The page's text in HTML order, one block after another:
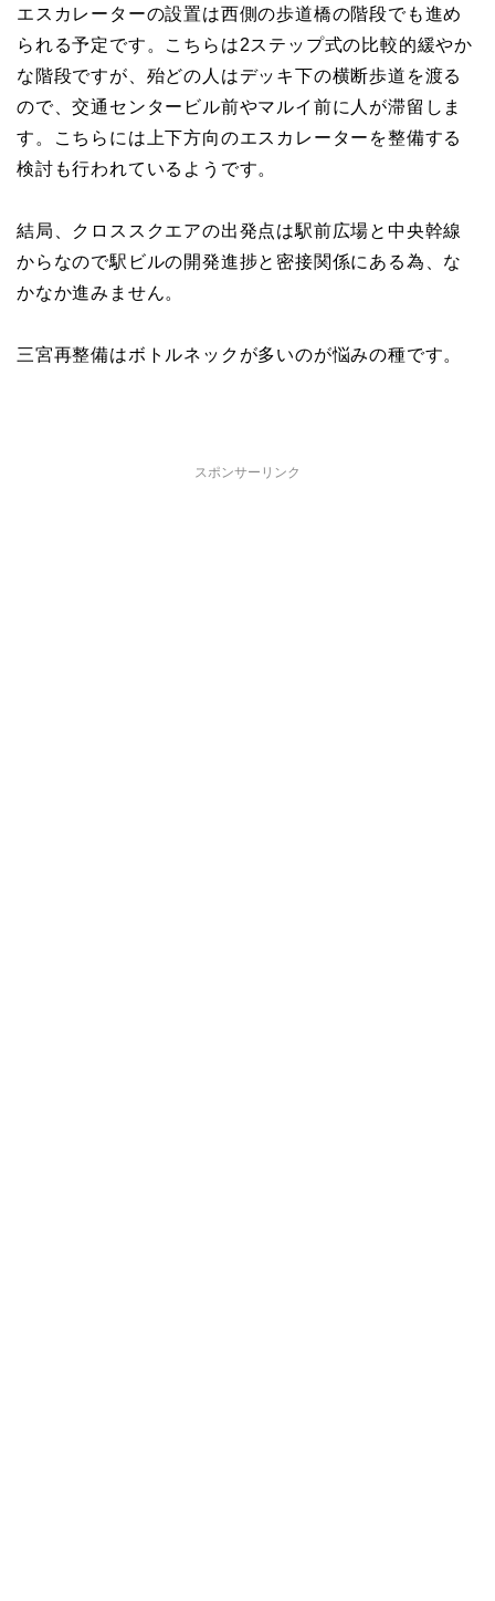
エスカレーターの設置は西側の歩道橋の階段でも進め
られる予定です。こちらは2ステップ式の比較的緩やか
な階段ですが、殆どの人はデッキ下の横断歩道を渡る
ので、交通センタービル前やマルイ前に人が滞留しま
す。こちらには上下方向のエスカレーターを整備する
検討も行われているようです。
結局、クロススクエアの出発点は駅前広場と中央幹線
からなので駅ビルの開発進捗と密接関係にある為、な
かなか進みません。
三宮再整備はボトルネックが多いのが悩みの種です。
スポンサーリンク